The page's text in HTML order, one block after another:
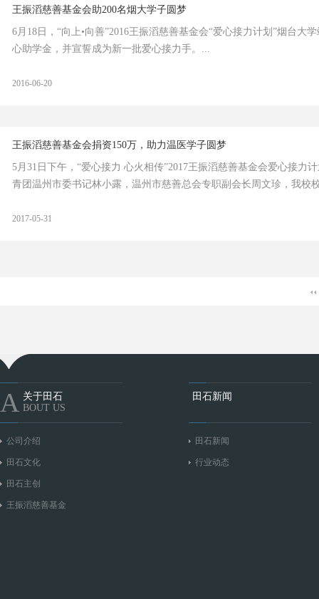
王振滔慈善基金会助200名烟大学子圆梦
6月18日，“向上•向善”2016王振滔慈善基金会“爱心接力计划”烟台
心助学金，并宣誓成为新一批爱心接力手。...
2016-06-20
王振滔慈善基金会捐资150万，助力温医学子圆梦
5月31日下午，“爱心接力 心火相传”2017王振滔慈善基金会爱心接
青团温州市委书记林小露，温州市慈善总会专职副会长周文珍，我校
2017-05-31
A 关于田石
BOUT US
公司介绍
田石文化
田石主创
王振滔慈善基金
田石新闻
田石新闻
行业动态